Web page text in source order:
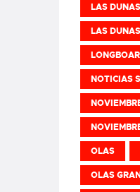
LAS DUNAS
LAS
NOTICIAS
OLAS
OLAS